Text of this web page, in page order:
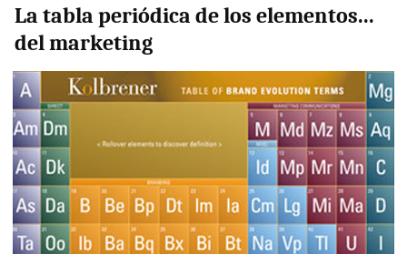
La tabla periódica de los elementos...
del marketing